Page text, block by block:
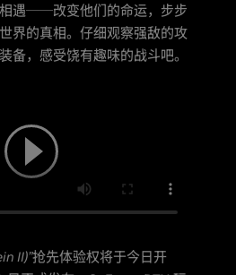
遇──改变他们的命运，步步
界的真相。仔细观察强敌的攻
备，感受饶有趣味的战斗吧。
II)”抢先体验权将于今日开